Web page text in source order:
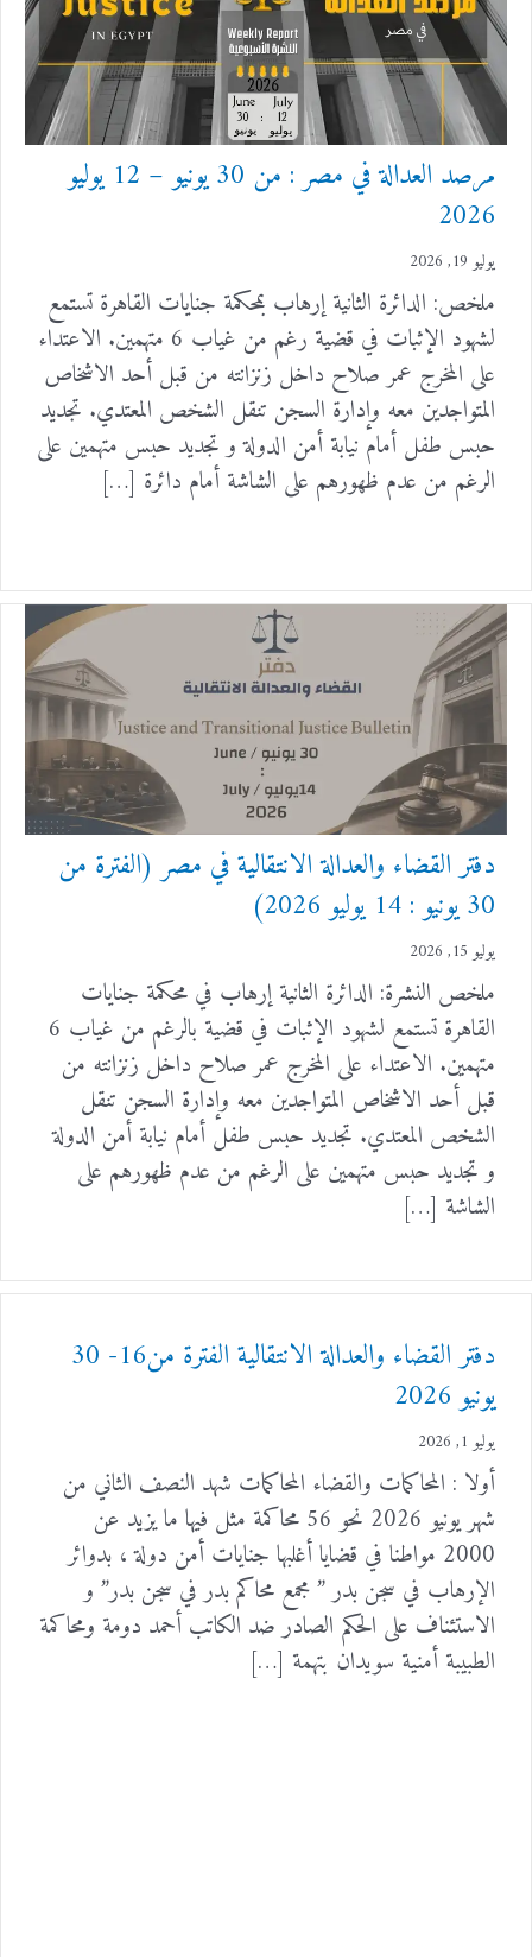
مرصد العدالة في مصر : من 30 يونيو – 12 يوليو
2026
يوليو 19, 2026
ملخص: الدائرة الثانية إرهاب بمحكمة جنايات القاهرة تستمع
لشهود الإثبات في قضية رغم من غياب 6 متهمين. الاعتداء
على المخرج عمر صلاح داخل زنزانته من قبل أحد الاشخاص
المتواجدين معه وإدارة السجن تنقل الشخص المعتدي. تجديد
حبس طفل أمام نيابة أمن الدولة و تجديد حبس متهمين على
الرغم من عدم ظهورهم على الشاشة أمام دائرة […]
دفتر القضاء والعدالة الانتقالية في مصر (الفترة من
30 يونيو : 14 يوليو 2026)
يوليو 15, 2026
ملخص النشرة: الدائرة الثانية إرهاب في محكمة جنايات
القاهرة تستمع لشهود الإثبات في قضية بالرغم من غياب 6
متهمين. الاعتداء على المخرج عمر صلاح داخل زنزانته من
قبل أحد الاشخاص المتواجدين معه وإدارة السجن تنقل
الشخص المعتدي. تجديد حبس طفل أمام نيابة أمن الدولة
و تجديد حبس متهمين على الرغم من عدم ظهورهم على
الشاشة […]
دفتر القضاء والعدالة الانتقالية الفترة من16- 30
يونيو 2026
يوليو 1, 2026
أولا : المحاكمات والقضاء المحاكمات شهد النصف الثاني من
شهر يونيو 2026 نحو 56 محاكمة مثل فيها ما يزيد عن
2000 مواطنا في قضايا أغلبها جنايات أمن دولة ، بدوائر
الإرهاب في سجن بدر ” مجمع محاكم بدر في سجن بدر” و
الاستئناف على الحكم الصادر ضد الكاتب أحمد دومة ومحاكمة
الطبيبة أمنية سويدان بتهمة […]